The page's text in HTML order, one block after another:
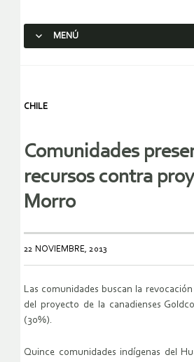
MENÚ
CHILE
Comunidades
recursos contra
Morro
22 NOVIEMBRE, 2013
Las comunidades buscan la
del proyecto de la canadienses
(30%).
Quince comunidades indígenas del